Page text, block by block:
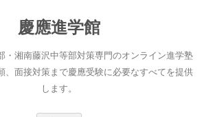
慶應進学館
・湘南藤沢中等部対策専門のオンライン進学塾
、面接対策まで慶應受験に必要なすべてを提供
します。